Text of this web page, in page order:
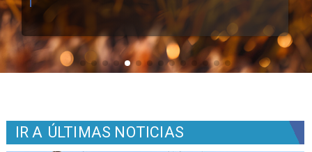
IR A ÚLTIMAS NOTICIAS